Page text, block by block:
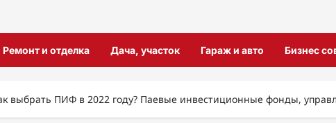
Ремонт и отделка Дача, участок Гараж и авто Бизнес
выбрать ПИФ в 2022 году? Паевые инвестиционные фонды,